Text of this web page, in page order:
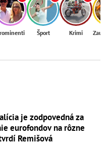
Šport Krimi
je zodpovedná za
eurofondov na rôzne
Remišová